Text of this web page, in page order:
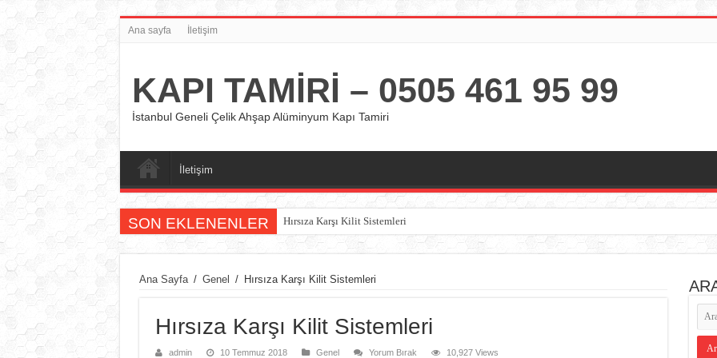
Ana sayfa İletişim
KAPI TAMİRİ – 0505 461 95 99
İstanbul Geneli Çelik Ahşap Alüminyum Kapı Tamiri
İletişim
SON EKLENENLER Hırsıza Karşı Kilit Sistemleri
Ana Sayfa / Genel / Hırsıza Karşı Kilit Sistemleri
Hırsıza Karşı Kilit Sistemleri
admin 10 Temmuz 2018 Genel Yorum Bırak 10,927 Views